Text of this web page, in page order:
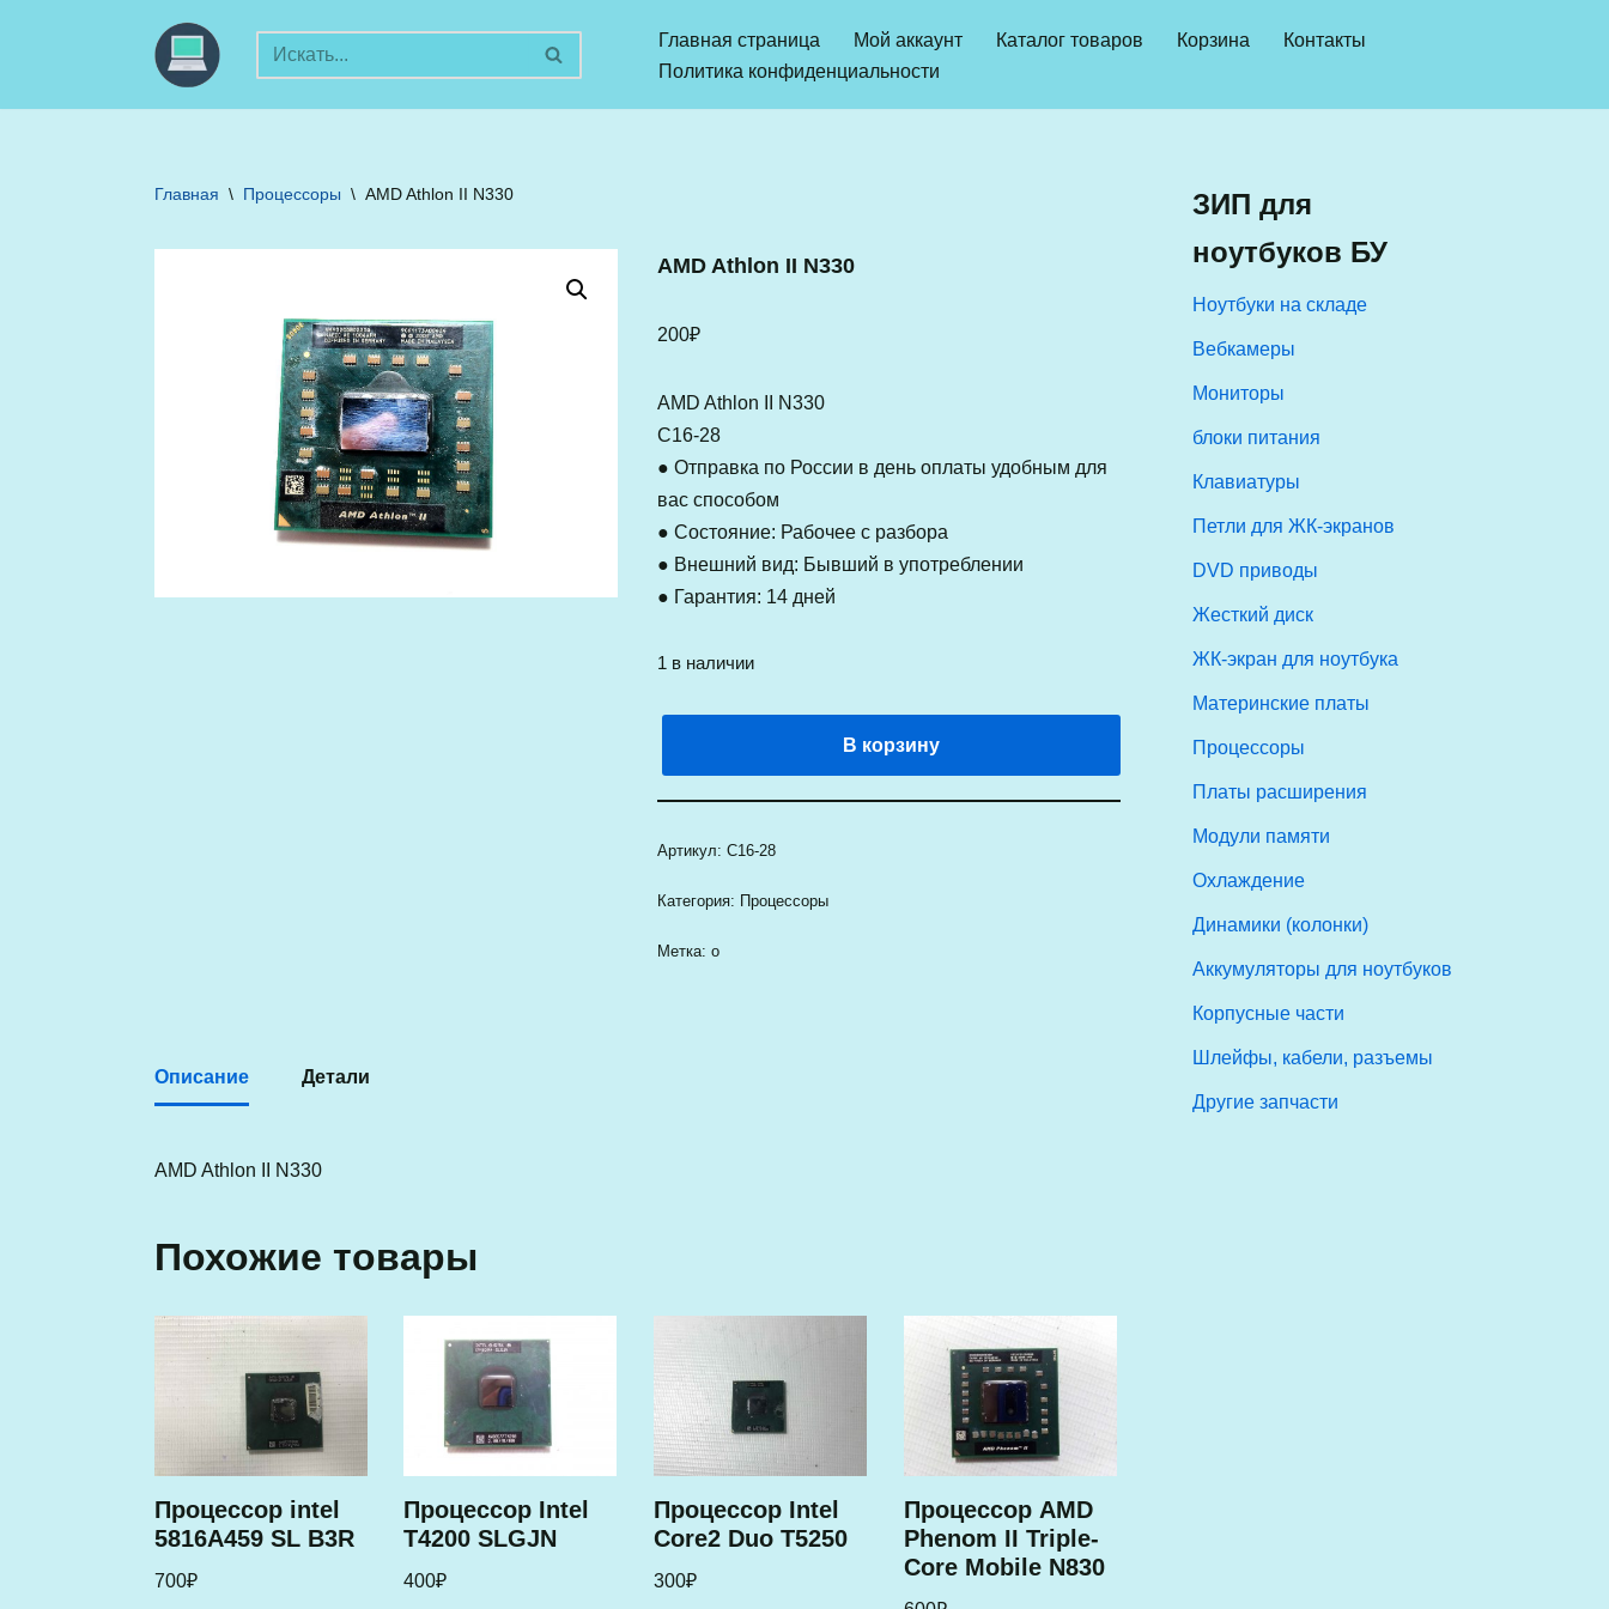
Главная страница Мой аккаунт Каталог товаров Корзина
Контакты
Политика конфиденциальности
Главная \ Процессоры \ AMD Athlon II N330
AMD Athlon II N330
200₽
AMD Athlon II N330
C16-28
● Отправка по России в день оплаты удобным для
вас способом
● Состояние: Рабочее с разбора
● Внешний вид: Бывший в употреблении
● Гарантия: 14 дней
1 в наличии
В корзину
Артикул: C16-28
Категория: Процессоры
Метка: о
Описание Детали
AMD Athlon II N330
Похожие товары
Процессор intel
5816A459 SL B3R
700₽
Процессор Intel
T4200 SLGJN
400₽
Процессор Intel
Core2 Duo T5250
300₽
Процессор AMD
Phenom II Triple-
Core Mobile N830
ЗИП для
ноутбуков БУ
Ноутбуки на складе
Вебкамеры
Мониторы
блоки питания
Клавиатуры
Петли для ЖК-экранов
DVD приводы
Жесткий диск
ЖК-экран для ноутбука
Материнские платы
Процессоры
Платы расширения
Модули памяти
Охлаждение
Динамики (колонки)
Аккумуляторы для ноутбуков
Корпусные части
Шлейфы, кабели, разъемы
Другие запчасти